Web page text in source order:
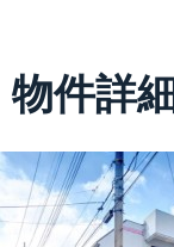
物件詳細